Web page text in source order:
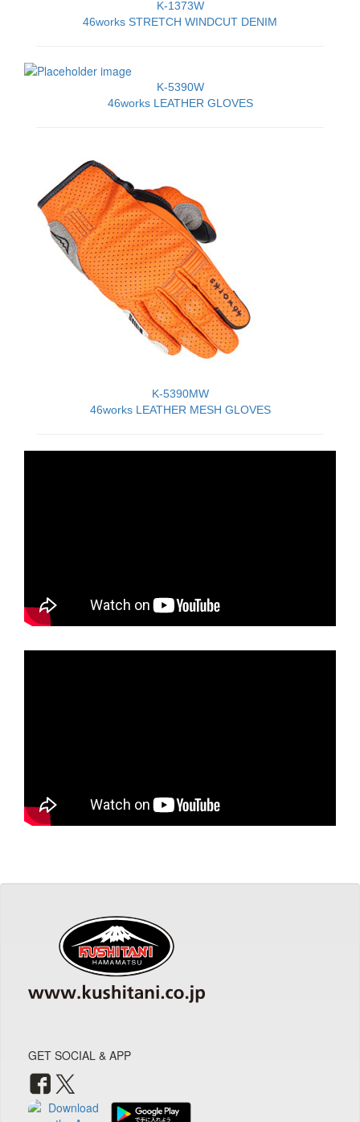
K-1373W
46works STRETCH WINDCUT DENIM
K-5390W
46works LEATHER GLOVES
K-5390MW
46works LEATHER MESH GLOVES
GET SOCIAL & APP